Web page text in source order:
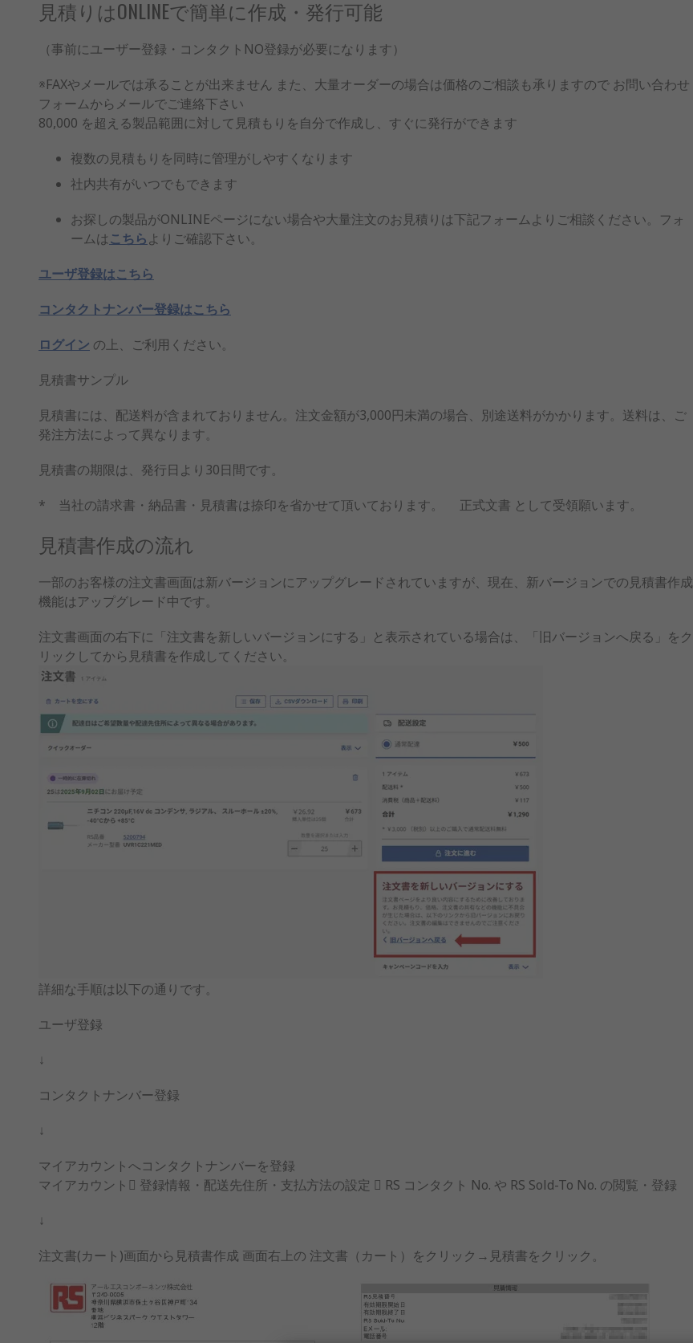
見積りはONLINEで簡単に作成・発行可能
（事前にユーザー登録・コンタクトNO登録が必要になります）
※FAXやメールでは承ることが出来ません また、大量オーダーの場合は価格のご相談も承りますので お問い合わせ
フォームからメールでご連絡下さい
80,000 を超える製品範囲に対して見積もりを自分で作成し、すぐに発行ができます
複数の見積もりを同時に管理がしやすくなります
社内共有がいつでもできます
お探しの製品がONLINEページにない場合や大量注文のお見積りは下記フォームよりご相談ください。フォ
ームはこちらよりご確認下さい。
ユーザ登録はこちら
コンタクトナンバー登録はこちら
ログイン の上、ご利用ください。
見積書サンプル
見積書には、配送料が含まれておりません。注文金額が3,000円未満の場合、別途送料がかかります。送料は、ご
発注方法によって異なります。
見積書の期限は、発行日より30日間です。
* 当社の請求書・納品書・見積書は捺印を省かせて頂いております。 正式文書 として受領願います。
見積書作成の流れ
一部のお客様の注文書画面は新バージョンにアップグレードされていますが、現在、新バージョンでの見積書作成
機能はアップグレード中です。
注文書画面の右下に「注文書を新しいバージョンにする」と表示されている場合は、「旧バージョンへ戻る」をク
リックしてから見積書を作成してください。
詳細な手順は以下の通りです。
ユーザ登録
↓
コンタクトナンバー登録
↓
マイアカウントへコンタクトナンバーを登録
マイアカウント 登録情報・配送先住所・支払方法の設定  RS コンタクト No. や RS Sold-To No. の閲覧・登録
↓
注文書(カート)画面から見積書作成 画面右上の 注文書（カート）をクリック→見積書をクリック。